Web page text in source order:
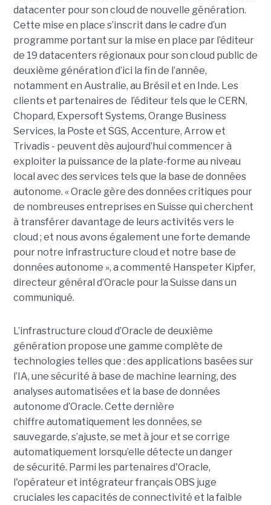
datacenter pour son cloud de nouvelle génération.
Cette mise en place s’inscrit dans le cadre d’un
programme portant sur la mise en place par l’éditeur
de 19 datacenters régionaux pour son cloud public de
deuxième génération d’ici la fin de l’année,
notamment en Australie, au Brésil et en Inde. Les
clients et partenaires de l’éditeur tels que le CERN,
Chopard, Expersoft Systems, Orange Business
Services, la Poste et SGS, Accenture, Arrow et
Trivadis - peuvent dès aujourd’hui commencer à
exploiter la puissance de la plate-forme au niveau
local avec des services tels que la base de données
autonome. « Oracle gère des données critiques pour
de nombreuses entreprises en Suisse qui cherchent
à transférer davantage de leurs activités vers le
cloud ; et nous avons également une forte demande
pour notre infrastructure cloud et notre base de
données autonome », a commenté Hanspeter Kipfer,
directeur général d’Oracle pour la Suisse dans un
communiqué.
L’infrastructure cloud d’Oracle de deuxième
génération propose une gamme complète de
technologies telles que : des applications basées sur
l’IA, une sécurité à base de machine learning, des
analyses automatisées et la base de données
autonome d’Oracle. Cette dernière
chiffre automatiquement les données, se
sauvegarde, s’ajuste, se met à jour et se corrige
automatiquement lorsqu’elle détecte un danger
de sécurité. Parmi les partenaires d'Oracle,
l'opérateur et intégrateur français OBS juge
cruciales les capacités de connectivité et la faible